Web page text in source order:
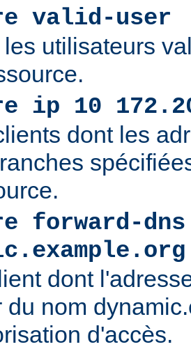
valid-user
les utilisateurs
ip 10
dont les
forward-dns
dont
du nom
d'accès.